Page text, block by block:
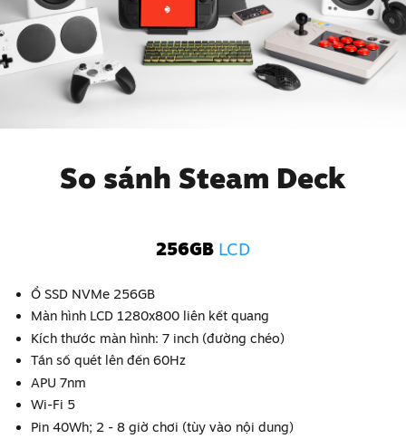
So sánh Steam Deck
256GB LCD
Ổ SSD NVMe 256GB
Màn hình LCD 1280x800 liên kết quang
Kích thước màn hình: 7 inch (đường chéo)
Tần số quét lên đến 60Hz
APU 7nm
Wi-Fi 5
Pin 40Wh; 2 - 8 giờ chơi (tùy vào nội dung)